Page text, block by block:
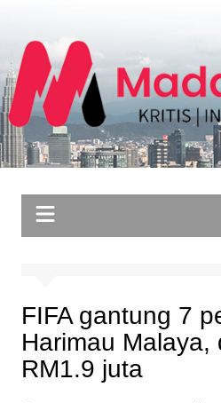
content
FIFA gantung 7
Harimau Malaya,
RM1.9 juta